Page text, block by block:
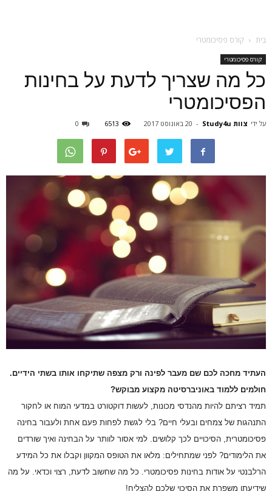
בית קורס פסיכומטרי
קורס פסיכומטרי
כל מה שצריך לדעת על בחינות
הפסיכומטרי
על ידי צוות Study4u - 20 באוגוסט 2017 6513
0
העתיד מחכה לכם שם מעבר לפינה ורק מצפה שתיקחו אותו בשתי הידיים.
חולמים ללמוד באוניברסיטה מקצוע מבוקש?
תמיד רציתם להיות מהנדסי מכונות, לעשות דוקטורט במדעי המוח או לחקור
התנהגות של צמחים ובעלי חיים? בלי לגשת לפחות פעם אחת ולעבור בחינה
פסיכומטרית, הסיכויים לכך קלושים. למי אסור לוותר על הבחינה ואיך שורדים
את הלימודים? לפני שמתחילים: מלאו את הטופס המקוון וקבלו את כל המידע
הרלבנטי על אודות בחינות פסיכומטרי. כל מה שחשוב לדעת, רצוי וכדאי. על מה
שידיעתו משפרת את הסיכוי שלכם להצליח!